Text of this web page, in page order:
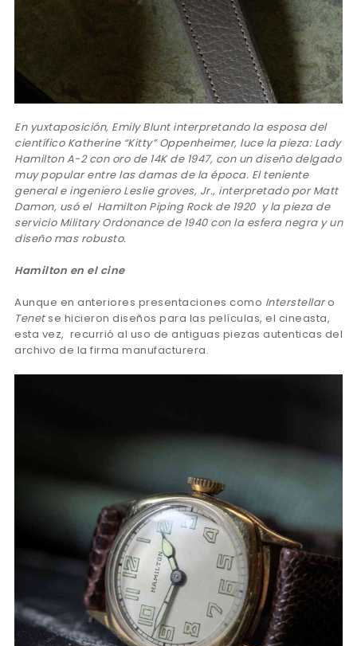
En yuxtaposición, Emily Blunt interpretando la esposa del
científico Katherine “Kitty” Oppenheimer, luce la pieza: Lady
Hamilton A-2 con oro de 14K de 1947, con un diseño delgado
muy popular entre las damas de la época. El teniente
general e ingeniero Leslie groves, Jr., interpretado por Matt
Damon, usó el Hamilton Piping Rock de 1920 y la pieza de
servicio Military Ordonance de 1940 con la esfera negra yun
diseño mas robusto.
Hamilton en el cine
Aunque en anteriores presentaciones como Interstellaro
Tenetse hicieron diseños para las películas, el cineasta,
esta vez, recurrió al uso de antiguas piezas autenticas del
archivo de la firma manufacturera.